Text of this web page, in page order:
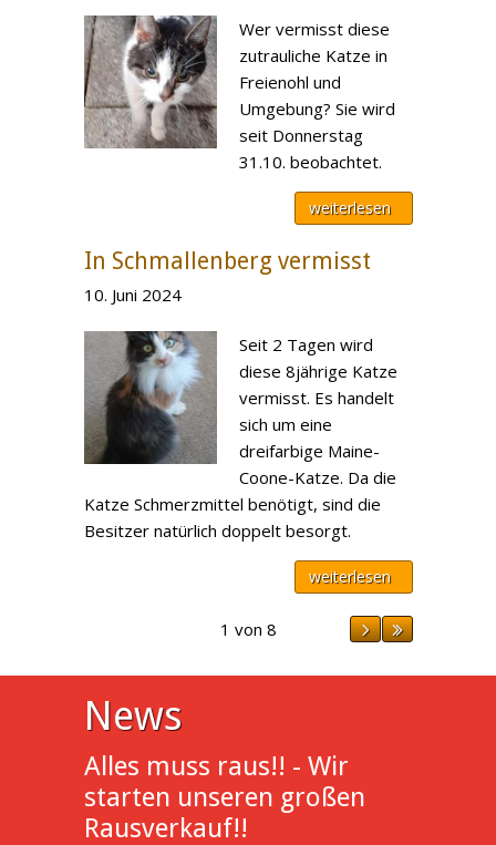
Wer vermisst diese
zutrauliche Katze in
Freienohl und
Umgebung? Sie wird
seit Donnerstag
31.10. beobachtet.
weiterlesen
In Schmallenberg vermisst
10. Juni 2024
Seit 2 Tagen wird
diese 8jährige Katze
vermisst. Es handelt
sich um eine
dreifarbige Maine-
Coone-Katze. Da die
Katze Schmerzmittel benötigt, sind die
Besitzer natürlich doppelt besorgt.
weiterlesen
1 von 8
News
Alles muss raus!! - Wir
starten unseren großen
Rausverkauf!!